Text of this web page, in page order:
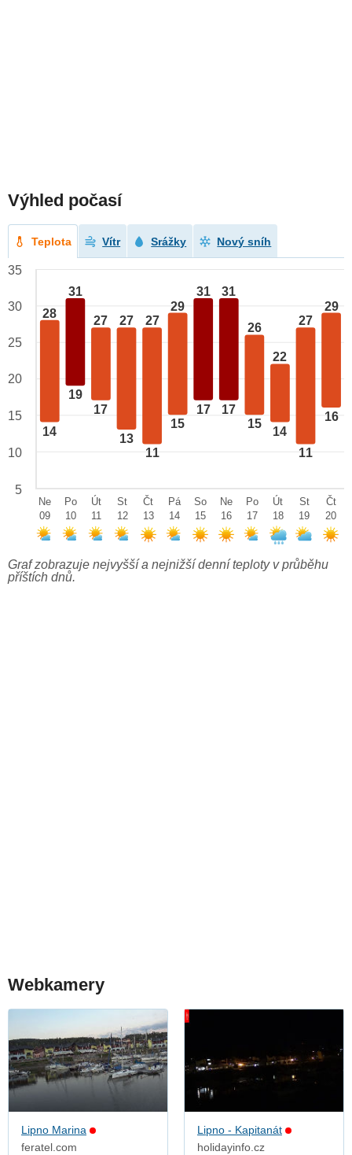
Výhled počasí
Teplota Vítr Srážky Nový sníh
28
14
31
19
27
17
27
13
27
11
29
15
31
17
31
17
26
15
22
14
27
11
29
16
35
30
25
20
15
10
5
Ne
09
Po
10
Út
11
St
12
Čt
13
Pá
14
So
15
Ne
16
Po
17
Út
18
St
19
Čt
20
Graf zobrazuje nejvyšší a nejnižší denní teploty v průběhu
příštích dnů.
Webkamery
Lipno Marina
feratel.com
Lipno - Kapitanát
holidayinfo.cz